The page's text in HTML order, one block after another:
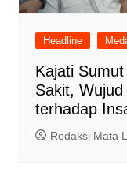
Headline
Kajati
Sakit,
terhadap
Redaksi Mata